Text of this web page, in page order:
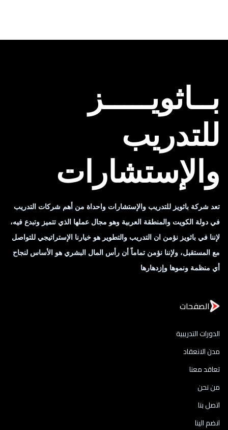
بــاثويـــــز
للتدريب
والإستشارات
تعد شركة باثويز للتدريب والإستشارات واحداة من أهم شركات التدريب
في دولة الكويت والمنطقة العربية وهو مجال عملها الذي تتميز وتبدع فيه،
لإننا في باثويز نؤمن ان التدريب والتطوير هو خيارنا الإستراتيجي للتواصل
مع المستقبل، ولإننا نؤمن تماماً أن رأس المال البشري هو الأساس لنجاح
أي منظمة ونموها وإزدهارها
الصفحات
الدورات التدريبية
مدن الانعقاد
تعاقد معنا
من نحن
اتصل بنا
انضم الينا